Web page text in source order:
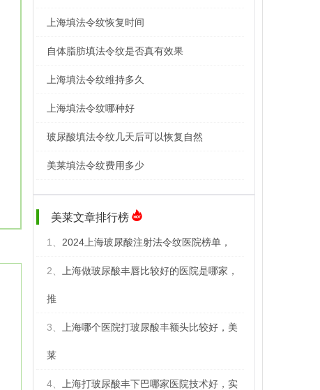
上海填法令纹恢复时间
自体脂肪填法令纹是否真有效果
上海填法令纹维持多久
上海填法令纹哪种好
玻尿酸填法令纹几天后可以恢复自然
美莱填法令纹费用多少
美莱文章排行榜
1、 2024上海玻尿酸注射法令纹医院榜单，
2、 上海做玻尿酸丰唇比较好的医院是哪家，
推
3、 上海哪个医院打玻尿酸丰额头比较好，美
莱
4、 上海打玻尿酸丰下巴哪家医院技术好，实